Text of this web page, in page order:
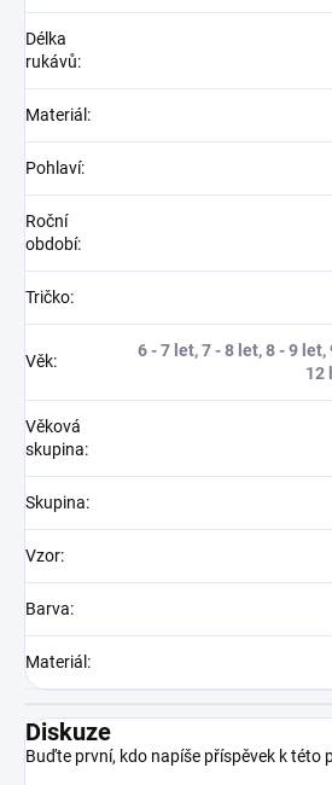
Délka
rukávů:
Materiál :
Pohlaví:
Roční
období:
Tričko:
Věk:
6 - 7 let, 7 - 8 let, 8 - 9
12
Věková
skupina:
Skupina:
Vzor:
Barva:
Materiál :
Diskuze
Buďte první, kdo napíše příspěvek k této